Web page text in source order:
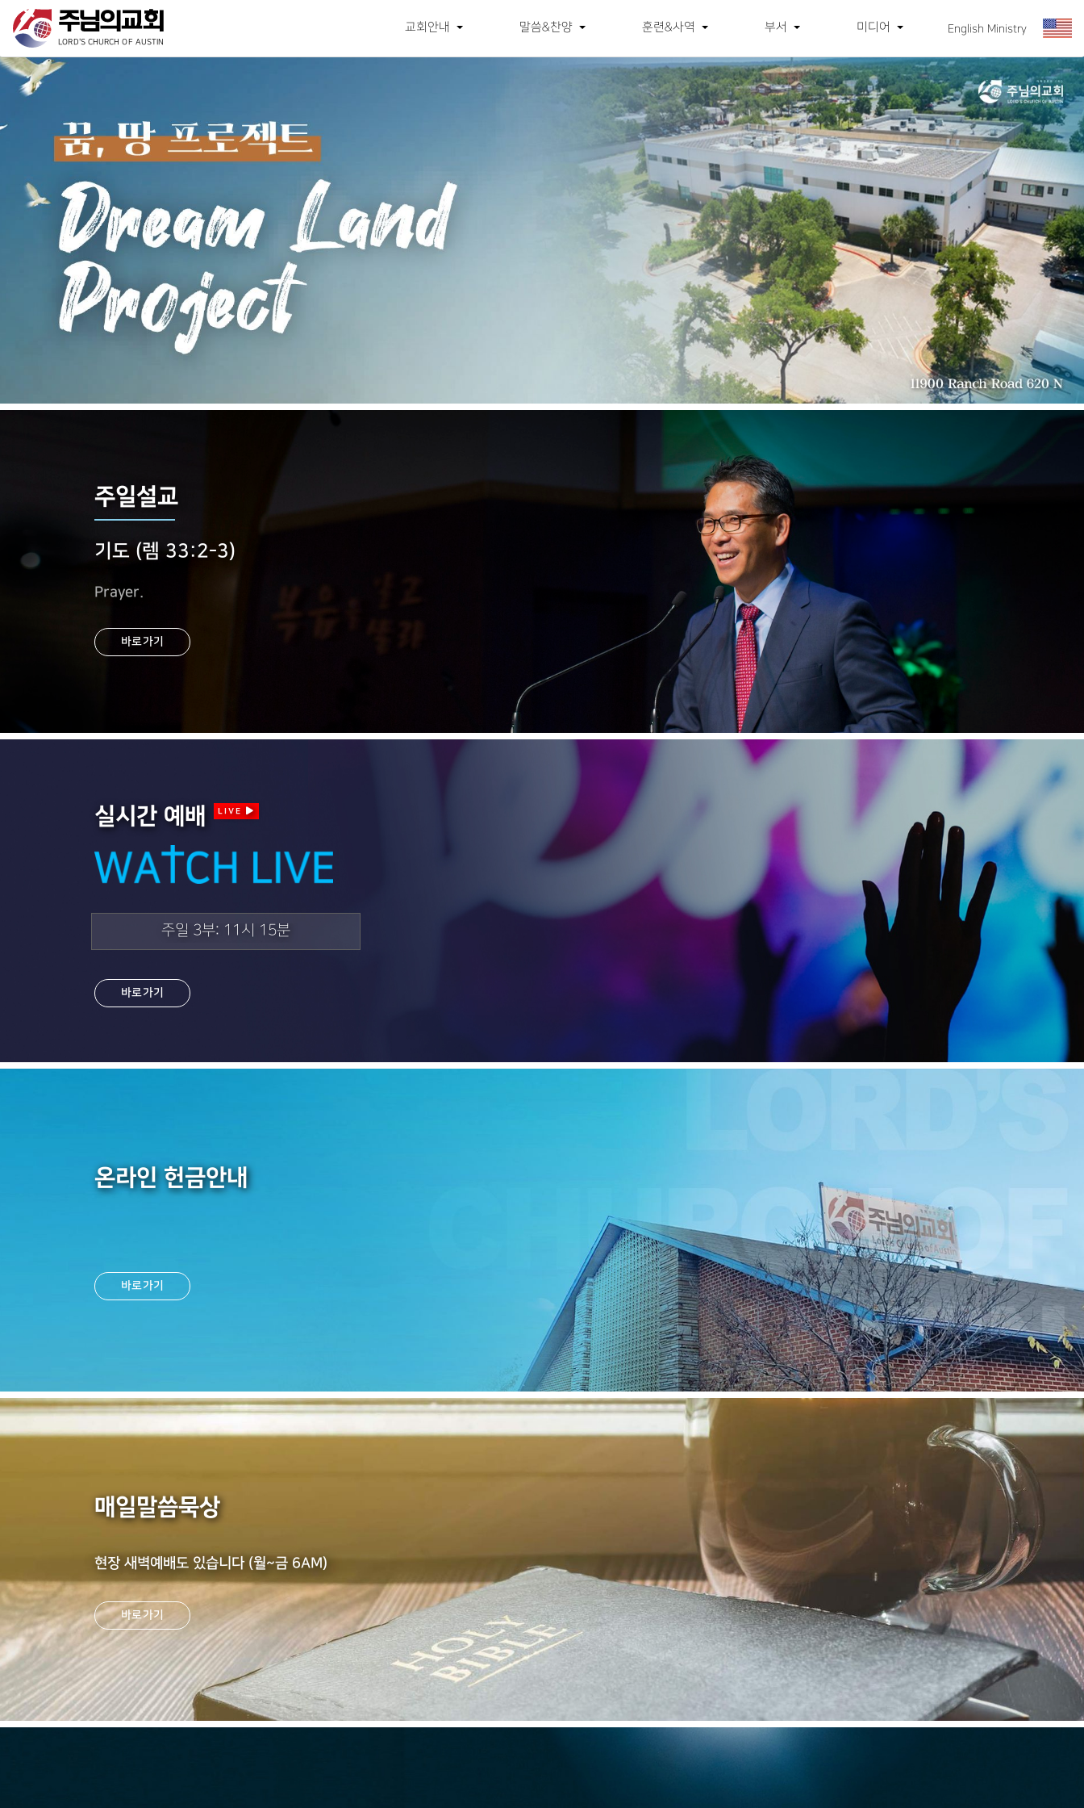
LORD'S CHURCH OF AUSTIN
교회안내 말씀&찬양 훈련&사역 부서 미디어 English Ministry
주일설교
기도 (렘 33:2-3)
Prayer.
바로가기
실시간 예배 LIVE
금요예배: 저녁 8시
바로가기
온라인 헌금안내
바로가기
매일말씀묵상
현장 새벽예배도 있습니다 (월~금 6AM)
바로가기